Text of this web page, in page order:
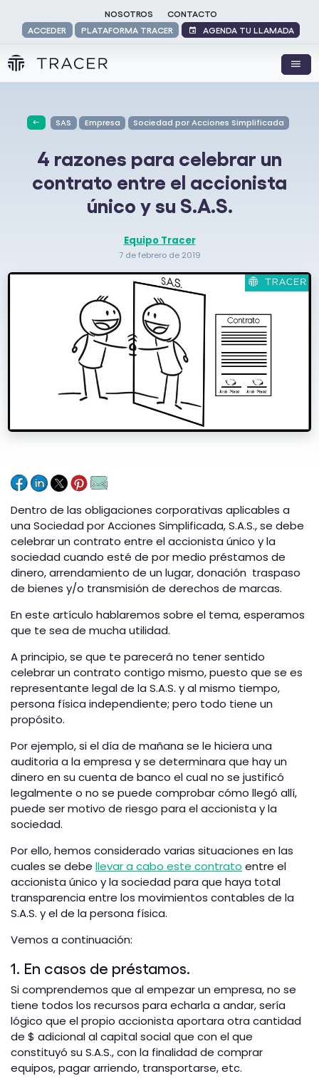
NOSOTROS
CONTACTO
ACCEDER
PLATAFORMA TRACER AGENDA TU LLAMADA
SAS Empresa Sociedad por Acciones Simplificada
4 razones para celebrar un
contrato entre el accionista
único y su S.A.S.
Equipo Tracer
7 de febrero de 2019
Dentro de las obligaciones corporativas aplicables a
una Sociedad por Acciones Simplificada, S.A.S., se debe
celebrar un contrato entre el accionista único y la
sociedad cuando esté de por medio préstamos de
dinero, arrendamiento de un lugar, donación traspaso
de bienes y/o transmisión de derechos de marcas.
En este artículo hablaremos sobre el tema, esperamos
que te sea de mucha utilidad.
A principio, se que te parecerá no tener sentido
celebrar un contrato contigo mismo, puesto que se es
representante legal de la S.A.S. y al mismo tiempo,
persona física independiente; pero todo tiene un
propósito.
Por ejemplo, si el día de mañana se le hiciera una
auditoria a la empresa y se determinara que hay un
dinero en su cuenta de banco el cual no se justificó
legalmente o no se puede comprobar cómo llegó allí,
puede ser motivo de riesgo para el accionista y la
sociedad.
Por ello, hemos considerado varias situaciones en las
cuales se debe llevar a cabo este contrato entre el
accionista único y la sociedad para que haya total
transparencia entre los movimientos contables de la
S.A.S. y el de la persona física.
Vemos a continuación:
1. En casos de préstamos.
Si comprendemos que al empezar un empresa, no se
tiene todos los recursos para echarla a andar, sería
lógico que el propio accionista aportara otra cantidad
de $ adicional al capital social que con el que
constituyó su S.A.S., con la finalidad de comprar
equipos, pagar arriendo, transportarse, etc.